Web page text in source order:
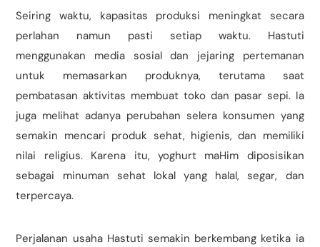
Seiring waktu, kapasitas produksi meningkat secara
perlahan namun pasti setiap waktu. Hastuti
menggunakan media sosial dan jejaring pertemanan
untuk memasarkan produknya, terutama saat
pembatasan aktivitas membuat toko dan pasar sepi. Ia
juga melihat adanya perubahan selera konsumen yang
semakin mencari produk sehat, higienis, dan memiliki
nilai religius. Karena itu, yoghurt maHim diposisikan
sebagai minuman sehat lokal yang halal, segar, dan
terpercaya.
Perjalanan usaha Hastuti semakin berkembang ketika ia